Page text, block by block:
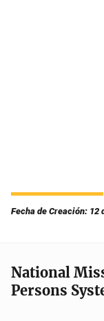
Fecha de Creación: 12
National
Persons